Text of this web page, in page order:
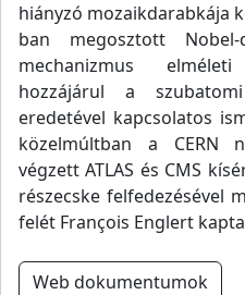
hiányzó mozaikdarabkája
ban megosztott
mechanizmus
hozzájárul a
eredetével kapcsolatos
közelmúltban a CERN
végzett ATLAS és CMS
részecske felfedezésével
felét François Englert
Web dokumentumok